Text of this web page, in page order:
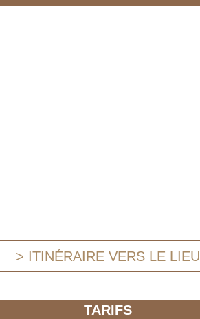
> ITINÉRAIRE VERS LE LIEU
TARIFS